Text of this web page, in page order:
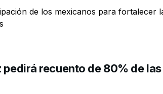
de los mexicanos para fortalecer
pedirá recuento de 80% de las